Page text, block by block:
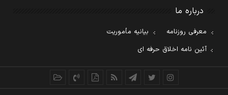
درباره ما
معرفی روزنامه
بیانیه مأموریت
آئین نامه اخلاق حرفه ای